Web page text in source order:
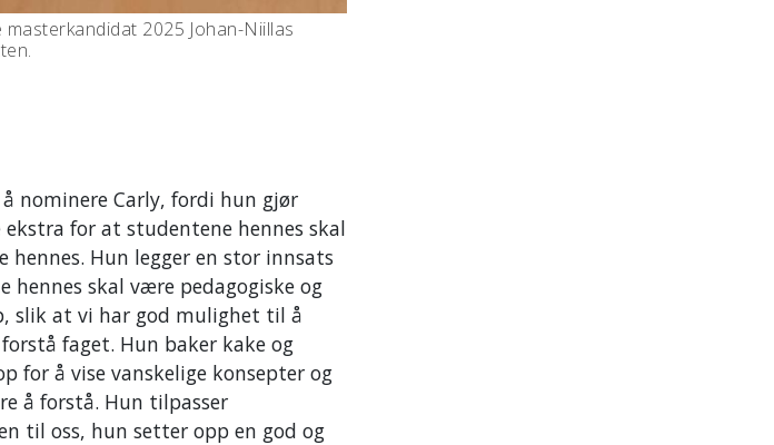
2025 Johan-Niillas
å nominere Carly, fordi hun gjør
for at studentene hennes skal
hennes. Hun legger en stor innsats
hennes skal være pedagogiske og
slik at vi har god mulighet til å
faget. Hun baker kake og
for å vise vanskelige konsepter og
å forstå. Hun tilpasser
til oss, hun setter opp en god og